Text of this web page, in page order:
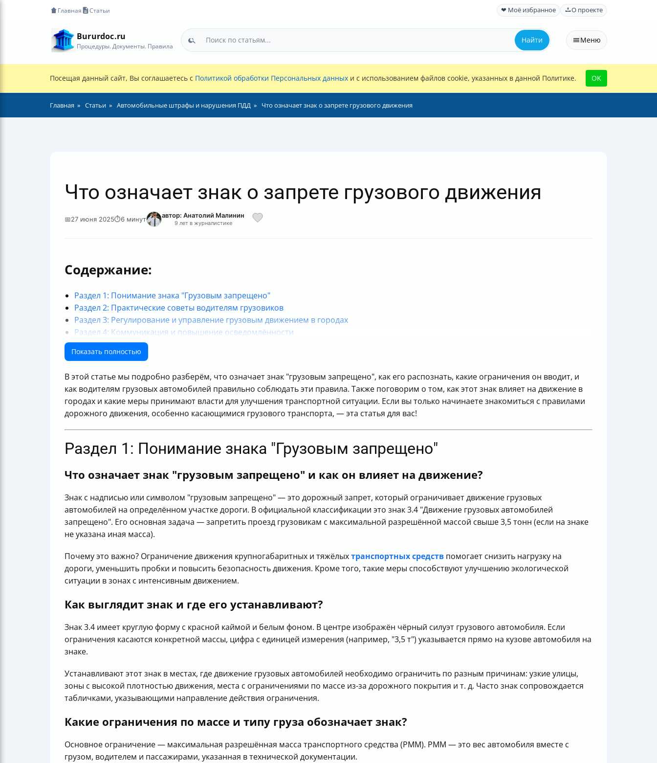
Главная Статьи ❤ Моё избранное О проекте
Bururdoc.ru
Процедуры. Документы. Правила
Найти Меню
Посещая данный сайт, Вы соглашаетесь с Политикой обработки Персональных данных и с использованием файлов cookie, указанных в данной Политике. OK
Главная Статьи Автомобильные штрафы и нарушения ПДД Что означает знак о запрете грузового движения
Что означает знак о запрете грузового движения
📅27 июня 2025⏱6 минут автор: Анатолий Малинин
9 лет в журналистике
Содержание:
Раздел 1: Понимание знака "Грузовым запрещено"
Раздел 2: Практические советы водителям грузовиков
Раздел 3: Регулирование и управление грузовым движением в городах
Раздел 4: Коммуникация и повышение осведомлённости
Итоги
Показать полностью
В этой статье мы подробно разберём, что означает знак "грузовым запрещено", как его распознать, какие ограничения он вводит, и
как водителям грузовых автомобилей правильно соблюдать эти правила. Также поговорим о том, как этот знак влияет на движение в
городах и какие меры принимают власти для улучшения транспортной ситуации. Если вы только начинаете знакомиться с правилами
дорожного движения, особенно касающимися грузового транспорта, — эта статья для вас!
Раздел 1: Понимание знака "Грузовым запрещено"
Что означает знак "грузовым запрещено" и как он влияет на движение?
Знак с надписью или символом "грузовым запрещено" — это дорожный запрет, который ограничивает движение грузовых
автомобилей на определённом участке дороги. В официальной классификации это знак 3.4 "Движение грузовых автомобилей
запрещено". Его основная задача — запретить проезд грузовикам с максимальной разрешённой массой свыше 3,5 тонн (если на знаке
не указана иная масса).
Почему это важно? Ограничение движения крупногабаритных и тяжёлыхтранспортных средств помогает снизить нагрузку на
дороги, уменьшить пробки и повысить безопасность движения. Кроме того, такие меры способствуют улучшению экологической
ситуации в зонах с интенсивным движением.
Как выглядит знак и где его устанавливают?
Знак 3.4 имеет круглую форму с красной каймой и белым фоном. В центре изображён чёрный силуэт грузового автомобиля. Если
ограничения касаются конкретной массы, цифра с единицей измерения (например, "3,5 т") указывается прямо на кузове автомобиля на
знаке.
Устанавливают этот знак в местах, где движение грузовых автомобилей необходимо ограничить по разным причинам: узкие улицы,
зоны с высокой плотностью движения, места с ограничениями по массе из-за дорожного покрытия и т. д. Часто знак сопровождается
табличками, указывающими направление действия ограничения.
Какие ограничения по массе и типу груза обозначает знак?
Основное ограничение — максимальная разрешённая масса транспортного средства (РММ). РММ — это вес автомобиля вместе с
грузом, водителем и пассажирами, указанная в технической документации.